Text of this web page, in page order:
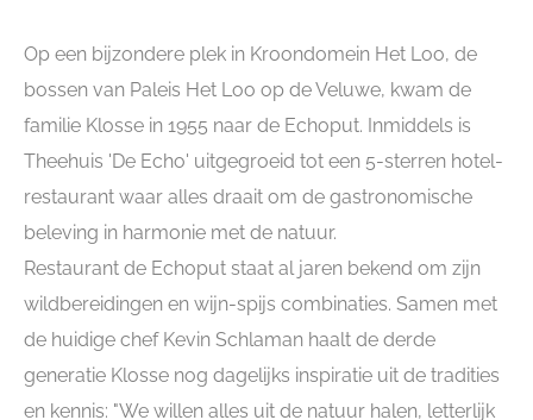
Op een bijzondere plek in Kroondomein Het Loo, de
bossen van Paleis Het Loo op de Veluwe, kwam de
familie Klosse in 1955 naar de Echoput. Inmiddels is
Theehuis 'De Echo' uitgegroeid tot een 5-sterren hotel-
restaurant waar alles draait om de gastronomische
beleving in harmonie met de natuur.
Restaurant de Echoput staat al jaren bekend om zijn
wildbereidingen en wijn-spijs combinaties. Samen met
de huidige chef Kevin Schlaman haalt de derde
generatie Klosse nog dagelijks inspiratie uit de tradities
en kennis: "We willen alles uit de natuur halen, letterlijk